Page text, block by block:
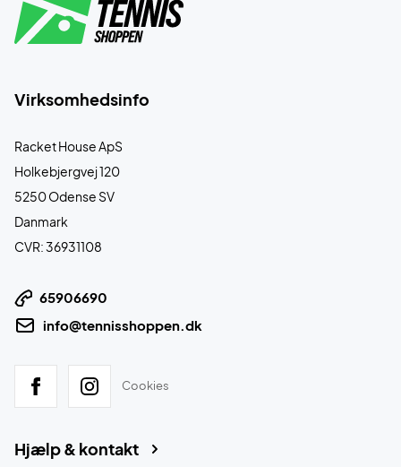
Virksomhedsinfo
Racket House ApS
Holkebjergvej 120
5250 Odense SV
Danmark
CVR: 36931108
65906690
info@tennisshoppen.dk
Cookies
Hjælp & kontakt